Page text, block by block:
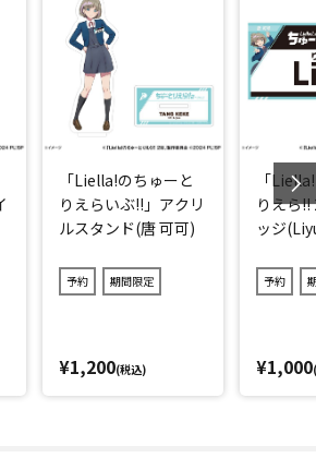
「Liella!のちゅーと
りえらいぶ!!」アクリ
ルスタンド(唐 可可)
予約 期間限定
¥1,200(税込)
「
りえら
ッジ
予約
¥1,000